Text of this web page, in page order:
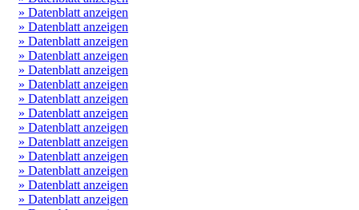
» Datenblatt anzeigen
» Datenblatt anzeigen
» Datenblatt anzeigen
» Datenblatt anzeigen
» Datenblatt anzeigen
» Datenblatt anzeigen
» Datenblatt anzeigen
» Datenblatt anzeigen
» Datenblatt anzeigen
» Datenblatt anzeigen
» Datenblatt anzeigen
» Datenblatt anzeigen
» Datenblatt anzeigen
» Datenblatt anzeigen